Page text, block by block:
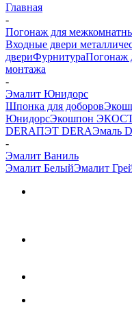
Главная
-
Погонаж для
Входные двери
двериФурнитураПогонаж
монтажа
-
Эмалит Юнидорс
Шпонка для доборов
ЮнидорсЭкошпон ЭКО
DERAПЭТ DERAЭмаль
-
Эмалит Ваниль
Эмалит БелыйЭмалит